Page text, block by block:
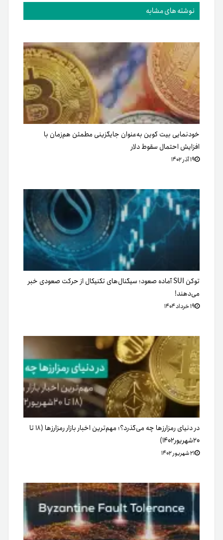
نوشته های مشابه
خودنمایی بیت کوین به‌عنوان جایگزینی مطمئن هم‌زمان با
افزایش احتمال سقوط دلار
۱۹ آذر ۱۴۰۲
توکن SUI آماده صعود؛ سیگنال‌های تکنیکال از حرکت صعودی خبر
می‌دهند!
۱۹ خرداد ۱۴۰۴
در دنیای رمزارزها چه می‌گذرد؟؛ مهم‌ترین اخبار بازار رمزارزها (۱۸ تا
۲۰شهریور۱۴۰۲)
۲۱ شهریور ۱۴۰۲